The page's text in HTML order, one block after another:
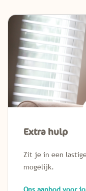
Extra hulp
Zit je in een
mogelijk.